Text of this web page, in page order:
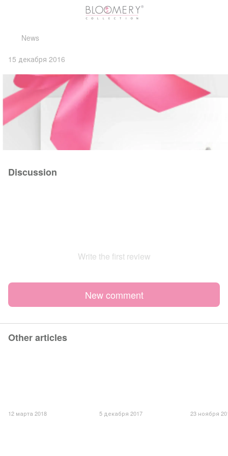
News
15 декабря 2016
Discussion
Write the first review
New comment
Other articles
12 марта 2018 5 декабря 2017 23 ноября